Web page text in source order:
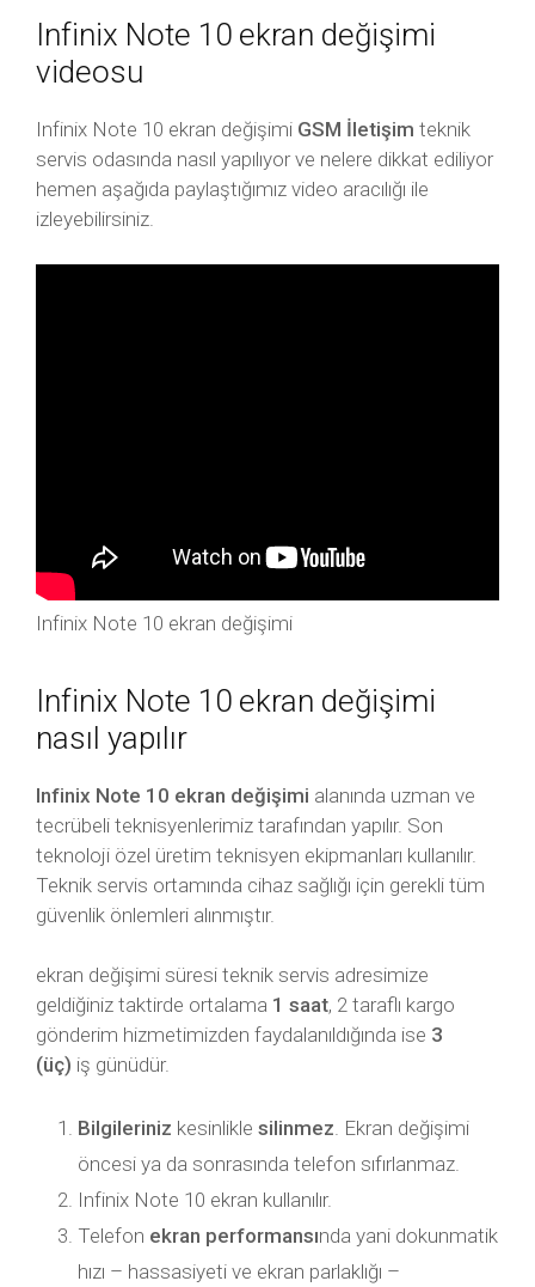
Infinix Note 10 ekran değişimi
videosu
Infinix Note 10 ekran değişimi GSM İletişim teknik
servis odasında nasıl yapılıyor ve nelere dikkat ediliyor
hemen aşağıda paylaştığımız video aracılığı ile
izleyebilirsiniz.
Infinix Note 10 ekran değişimi
Infinix Note 10 ekran değişimi
nasıl yapılır
Infinix Note 10 ekran değişimi alanında uzman ve
tecrübeli teknisyenlerimiz tarafından yapılır. Son
teknoloji özel üretim teknisyen ekipmanları kullanılır.
Teknik servis ortamında cihaz sağlığı için gerekli tüm
güvenlik önlemleri alınmıştır.
ekran değişimi süresi teknik servis adresimize
geldiğiniz taktirde ortalama 1 saat, 2 taraflı kargo
gönderim hizmetimizden faydalanıldığında ise 3
(üç) iş günüdür.
Bilgileriniz kesinlikle silinmez. Ekran değişimi
öncesi ya da sonrasında telefon sıfırlanmaz.
Infinix Note 10 ekran kullanılır.
Telefon ekran performansında yani dokunmatik
hızı – hassasiyeti ve ekran parlaklığı –